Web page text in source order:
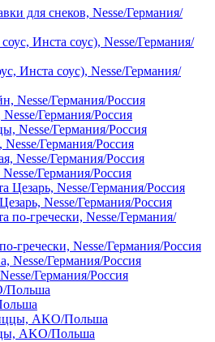
для снеков, Nesse/Германия/
Инста соус), Nesse/Германия/
Германия/Россия
Германия/Россия
Германия/Россия
Nesse/Германия/Россия
гречески, Nesse/Германия/Россия
Германия/Россия
AKO/Польша